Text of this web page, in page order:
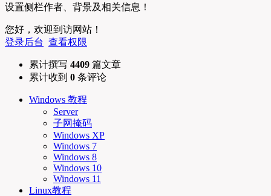
设置侧栏作者、背景及相关信息！
您好，欢迎到访网站！
登录后台 查看权限
累计撰写 4409 篇文章
累计收到 0 条评论
Windows 教程
Server
子网掩码
Windows XP
Windows 7
Windows 8
Windows 10
Windows 11
Linux教程